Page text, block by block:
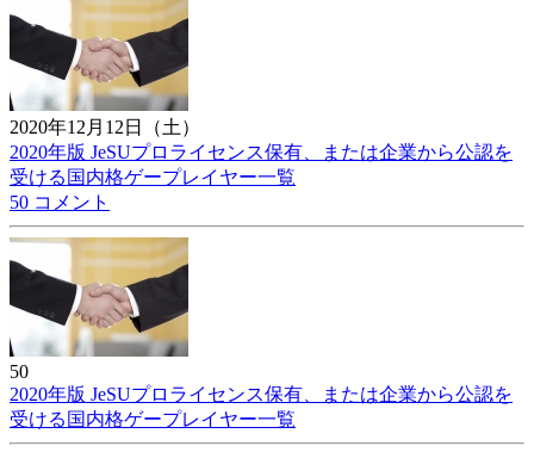
2020年12月12日（土）
2020年版 JeSUプロライセンス保有、または企業から公認を
受ける国内格ゲープレイヤー一覧
50 コメント
50
2020年版 JeSUプロライセンス保有、または企業から公認を
受ける国内格ゲープレイヤー一覧